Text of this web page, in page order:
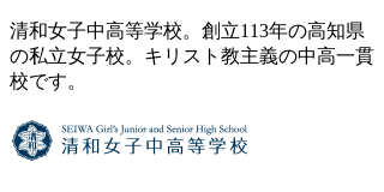
清和女子中高等学校。創立113年の高知県
の私立女子校。キリスト教主義の中高一貫
校です。